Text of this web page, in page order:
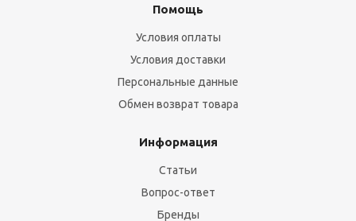
Помощь
Условия оплаты
Условия доставки
Персональные данные
Обмен возврат товара
Информация
Статьи
Вопрос-ответ
Бренды